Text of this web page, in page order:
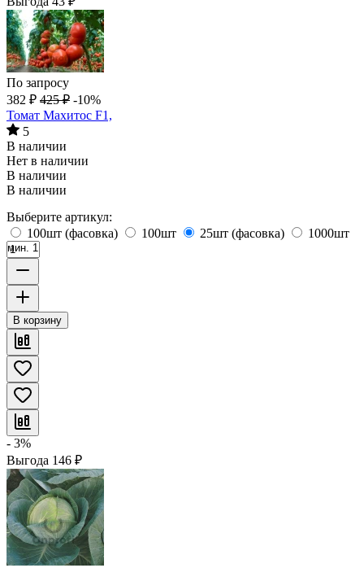
По запросу
382 ₽ 425 ₽ -10%
Томат Махитос F1,
5
В наличии
Нет в наличии
В наличии
В наличии
Выберите артикул:
100шт (фасовка)
100шт 25шт (фасовка) 1000шт
мин. 1
В корзину
- 3%
Выгода 146 ₽